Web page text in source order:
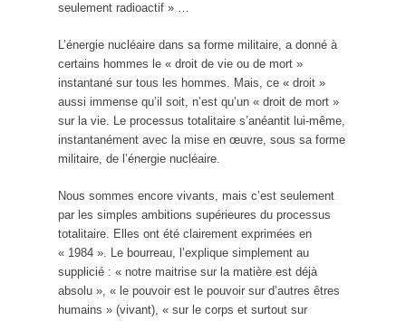
seulement radioactif » …
L’énergie nucléaire dans sa forme militaire, a donné à
certains hommes le « droit de vie ou de mort »
instantané sur tous les hommes. Mais, ce « droit »
aussi immense qu’il soit, n’est qu’un « droit de mort »
sur la vie. Le processus totalitaire s’anéantit lui-même,
instantanément avec la mise en œuvre, sous sa forme
militaire, de l’énergie nucléaire.
Nous sommes encore vivants, mais c’est seulement
par les simples ambitions supérieures du processus
totalitaire. Elles ont été clairement exprimées en
« 1984 ». Le bourreau, l’explique simplement au
supplicié : « notre maitrise sur la matière est déjà
absolu », « le pouvoir est le pouvoir sur d’autres êtres
humains » (vivant), « sur le corps et surtout sur